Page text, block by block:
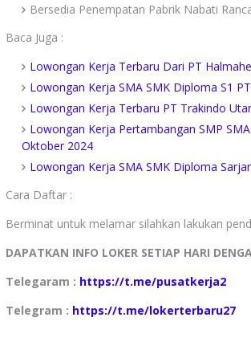
Bersedia Penempatan Pabrik Nabati
Baca Juga :
Lowongan Kerja Terbaru Dari PT
Lowongan Kerja SMA SMK Diploma S1
Lowongan Kerja Terbaru PT Trakindo
Lowongan Kerja Pertambangan SMP
Oktober 2024
Lowongan Kerja SMA SMK Diploma
Cara Daftar :
Berminat untuk melamar silahkan lakukan
DAPATKAN INFO LOKER SETIAP HARI
Telegaram : https://t.me/pusatkerja2
Telegram : https://t.me/lokerterbaru27